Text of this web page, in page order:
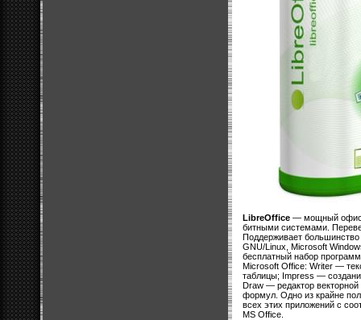
LibreOffice — мощный
битными системами.
Поддерживает
GNU/Linux, Microsoft
бесплатный набор
Microsoft Office: Writer —
таблицы; Impress —
Draw — редактор
формул. Одно из крайне
всех этих приложений с
MS Office.